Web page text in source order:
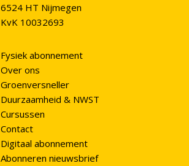
6524 HT Nijmegen
KvK 10032693
Fysiek abonnement
Over ons
Groenversneller
Duurzaamheid & NWST
Cursussen
Contact
Digitaal abonnement
Abonneren nieuwsbrief